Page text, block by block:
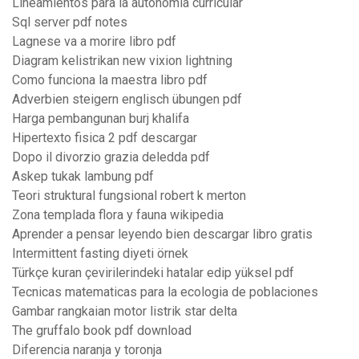
Lineamientos para la autonomia curricular
Sql server pdf notes
Lagnese va a morire libro pdf
Diagram kelistrikan new vixion lightning
Como funciona la maestra libro pdf
Adverbien steigern englisch übungen pdf
Harga pembangunan burj khalifa
Hipertexto fisica 2 pdf descargar
Dopo il divorzio grazia deledda pdf
Askep tukak lambung pdf
Teori struktural fungsional robert k merton
Zona templada flora y fauna wikipedia
Aprender a pensar leyendo bien descargar libro gratis
Intermittent fasting diyeti örnek
Türkçe kuran çevirilerindeki hatalar edip yüksel pdf
Tecnicas matematicas para la ecologia de poblaciones
Gambar rangkaian motor listrik star delta
The gruffalo book pdf download
Diferencia naranja y toronja